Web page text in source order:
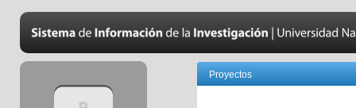
Proyectos